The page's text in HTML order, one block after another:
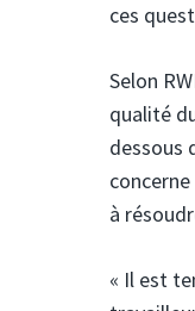
ces
Selon
qualité
dessous
à
« Il est